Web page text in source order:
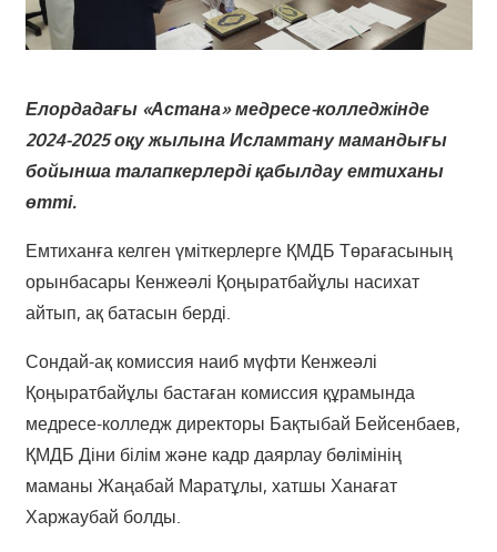
Елордадағы «Астана» медресе-колледжінде
2024-2025 оқу жылына Исламтану мамандығы
бойынша талапкерлерді қабылдау емтиханы
өтті.
Емтиханға келген үміткерлерге ҚМДБ Төрағасының
орынбасары Кенжеәлі Қоңыратбайұлы насихат
айтып, ақ батасын берді.
Сондай-ақ комиссия наиб мүфти Кенжеәлі
Қоңыратбайұлы бастаған комиссия құрамында
медресе-колледж директоры Бақтыбай Бейсенбаев,
ҚМДБ Діни білім және кадр даярлау бөлімінің
маманы Жаңабай Маратұлы, хатшы Ханағат
Харжаубай болды.